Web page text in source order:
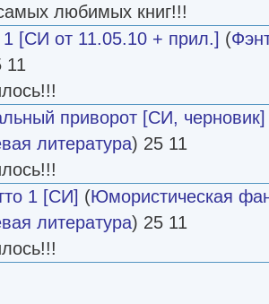
любимых книг!!!
[СИ от 11.05.10 + прил.] (
11
приворот [СИ, черновик]
литература) 25 11
1 [СИ] (Юмористическая
литература) 25 11